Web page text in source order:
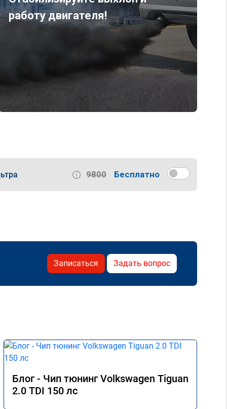
работу двигателя!
9800 Бесплатно
Записаться Задать вопрос
Блог - Чип тюнинг Volkswagen Tiguan
2.0 TDI 150 лс